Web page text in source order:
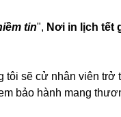
tin", Nơi in lịch tết
tôi sẽ cử nhân viên trở
bảo hành mang